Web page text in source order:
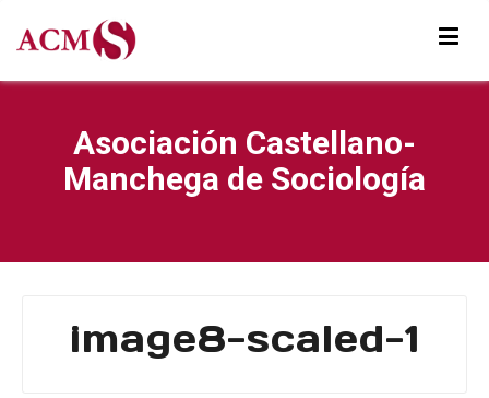
Asociación Castellano-
Manchega de Sociología
image8-scaled-1